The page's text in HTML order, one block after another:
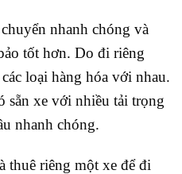
nhanh chóng và
tốt hơn. Do đi riêng
loại hàng hóa với nhau.
sẵn xe với nhiều tải trọng
nhanh chóng.
thuê riêng một xe để đi